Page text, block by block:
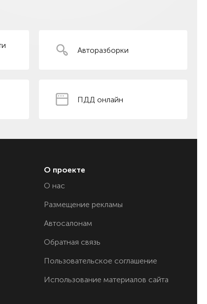
Авторазборки
ПДД онлайн
О проекте
О нас
Размещение рекламы
Автосалонам
Обратная связь
Пользовательское соглашение
Использование материалов сайта